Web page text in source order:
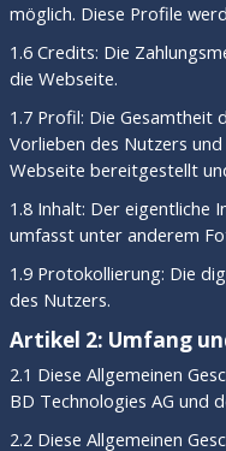
möglich. Diese Profile
1.6 Credits: Die
die Webseite.
1.7 Profil: Die Gesamtheit
Vorlieben des Nutzers
Webseite bereitgestellt
1.8 Inhalt: Der eigentliche
umfasst unter anderem
1.9 Protokollierung: Die
des Nutzers.
Artikel 2: Umfang
2.1 Diese Allgemeinen
BD Technologies AG und
2.2 Diese Allgemeinen